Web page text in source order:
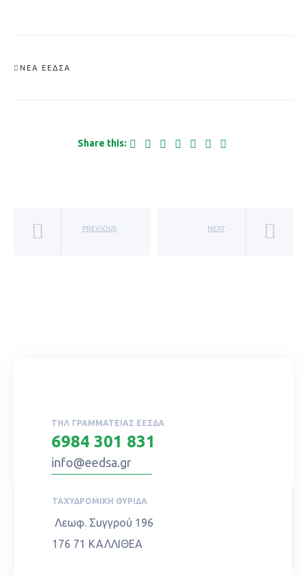
ΝΈΑ ΕΕΔΣΑ
Share this:
PREVIOUS NEXT
ΤΗΛ ΓΡΑΜΜΑΤΕΊΑΣ ΕΕΣΔΑ
6984 301 831
info@eedsa.gr
ΤΑΧΥΔΡΟΜΙΚΉ ΘΥΡΊΔΑ
Λεωφ. Συγγρού 196
176 71 ΚΑΛΛΙΘΕΑ